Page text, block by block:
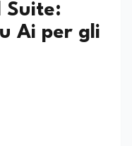
Suite:
Ai per gli